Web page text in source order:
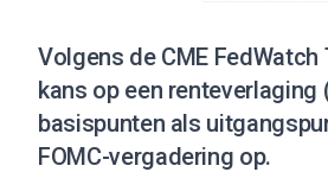
Volgens de CME
kans op een renteverlaging
basispunten als
FOMC-vergadering op.